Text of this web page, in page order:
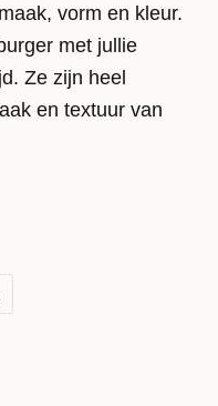
vorm en kleur.
met jullie
Ze zijn heel
en textuur van
Serveer het op
salade.